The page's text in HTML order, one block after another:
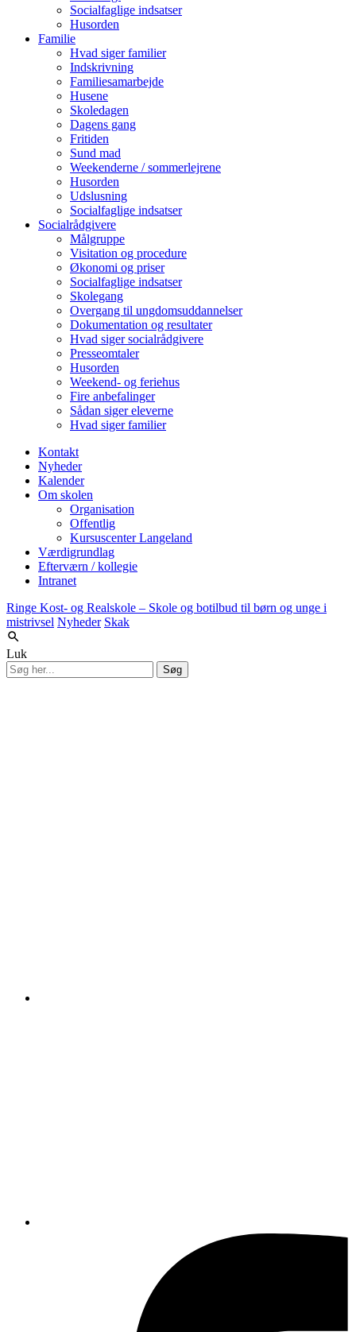
Socialfaglige indsatser
Husorden
Familie
Hvad siger familier
Indskrivning
Familiesamarbejde
Husene
Skoledagen
Dagens gang
Fritiden
Sund mad
Weekenderne / sommerlejrene
Husorden
Udslusning
Socialfaglige indsatser
Socialrådgivere
Målgruppe
Visitation og procedure
Økonomi og priser
Socialfaglige indsatser
Skolegang
Overgang til ungdomsuddannelser
Dokumentation og resultater
Hvad siger socialrådgivere
Presseomtaler
Husorden
Weekend- og feriehus
Fire anbefalinger
Sådan siger eleverne
Hvad siger familier
Kontakt
Nyheder
Kalender
Om skolen
Organisation
Offentlig
Kursuscenter Langeland
Værdigrundlag
Efterværn / kollegie
Intranet
Ringe Kost- og Realskole – Skole og botilbud til børn og unge i
mistrivsel Nyheder Skak
Luk
Søg